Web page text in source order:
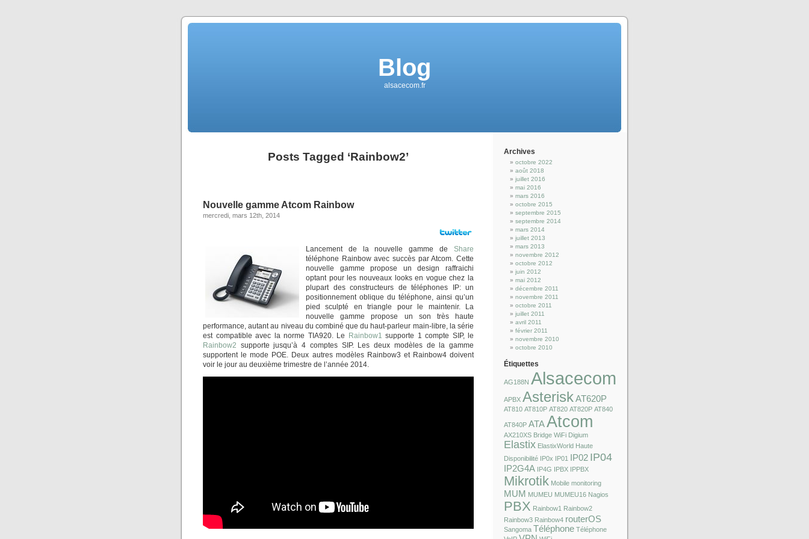
Blog
alsacecom.fr
Posts Tagged ‘Rainbow2’
Nouvelle gamme Atcom Rainbow
mercredi, mars 12th, 2014
Share
Lancement de la nouvelle gamme de
téléphone Rainbow avec succès par Atcom. Cette
nouvelle gamme propose un design raffraichi
optant pour les nouveaux looks en vogue chez la
plupart des constructeurs de téléphones IP: un
positionnement oblique du téléphone, ainsi qu’un
pied sculpté en triangle pour le maintenir. La
nouvelle gamme propose un son très haute
performance, autant au niveau du combiné que du haut-parleur main-libre, la série
est compatible avec la norme TIA920. Le
Rainbow1 supporte 1 compte SIP, le
Rainbow2 supporte jusqu’à 4 comptes SIP. Les deux modèles de la gamme
supportent le mode POE. Deux autres modèles Rainbow3 et Rainbow4 doivent
voir le jour au deuxième trimestre de l’année 2014.
Archives
octobre 2022
août 2018
juillet 2016
mai 2016
mars 2016
octobre 2015
septembre 2015
septembre 2014
mars 2014
juillet 2013
mars 2013
novembre 2012
octobre 2012
juin 2012
mai 2012
décembre 2011
novembre 2011
octobre 2011
juillet 2011
avril 2011
février 2011
novembre 2010
octobre 2010
Étiquettes
AG188N Alsacecom
APBX AsteriskAT620P
AT810 AT810P AT820 AT820P AT840
AT840P ATAAtcom
AX210XS Bridge WiFi Digium
Elastix ElastixWorld Haute
Disponibilité IP0x IP01 IP02 IP04
IP2G4A IP4G IPBX IPPBX
Mikrotik Mobile monitoring
MUM MUMEU MUMEU16 Nagios
PBX Rainbow1 Rainbow2
Rainbow3 Rainbow4 routerOS
Sangoma Téléphone Téléphone